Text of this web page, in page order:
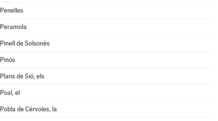
Penelles
Peramola
Pinell de Solsonès
Pinós
Plans de Sió, els
Poal, el
Pobla de Cérvoles, la